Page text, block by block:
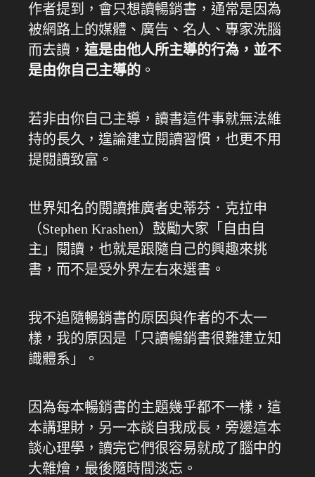
作者提到，會只想讀暢銷書，通常是因為
被網路上的媒體、廣告、名人、專家洗腦
而去讀， 這是由他人所主導的行為，並不
是由你自己主導的 。
若非由你自己主導，讀書這件事就無法維
持的長久，遑論建立閱讀習慣，也更不用
提閱讀致富。
世界知名的閱讀推廣者史蒂芬．克拉申
（Stephen Krashen）鼓勵大家「自由自
主」閱讀，也就是跟隨自己的興趣來挑
書，而不是受外界左右來選書。
我不追隨暢銷書的原因與作者的不太一
樣，我的原因是「只讀暢銷書很難建立知
識體系」。
因為每本暢銷書的主題幾乎都不一樣，這
本講理財，另一本談自我成長，旁邊這本
談心理學，讀完它們很容易就成了腦中的
大雜燴，最後隨時間淡忘。